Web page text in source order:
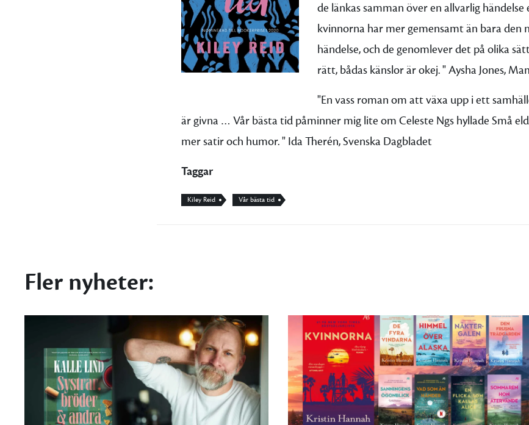
de länkas samman över en allvarlig händelse
kvinnorna har mer gemensamt än bara den
händelse, och de genomlever det på olika
rätt, bådas känslor är okej. " Aysha Jones,
"En vass roman om att växa upp i ett
är givna … Vår bästa tid påminner mig lite om Celeste Ngs hyllade Små
mer satir och humor. " Ida Therén, Svenska Dagbladet
Taggar
Kiley Reid Vår bästa tid
Fler nyheter: